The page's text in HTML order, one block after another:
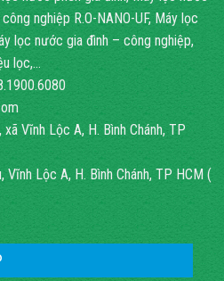
nghiệp R.O-NANO-UF, Máy lọc
lọc nước gia đình – công nghiệp,
lọc,…
Vĩnh Lộc A, H. Bình Chánh, TP
Vĩnh Lộc A, H. Bình Chánh, TP HCM (